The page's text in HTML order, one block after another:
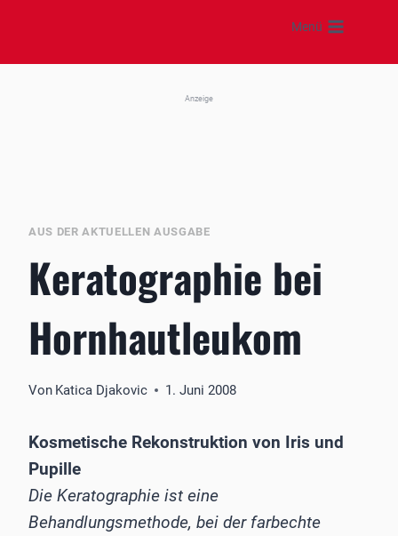
springen
Menü
Anzeige
AUS DER AKTUELLEN AUSGABE
Keratographie bei
Hornhautleukom
Von Katica Djakovic 1. Juni 2008
Kosmetische Rekonstruktion von Iris und
Pupille
Die Keratographie ist eine
Behandlungsmethode, bei der farbechte